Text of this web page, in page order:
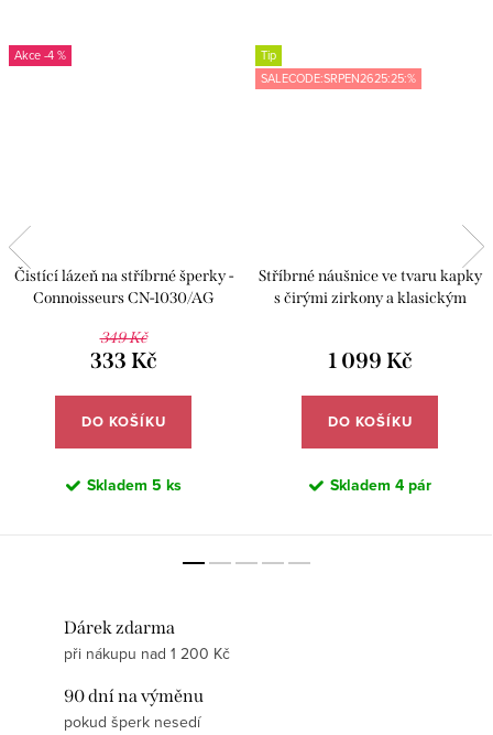
-4 %
Čistící lázeň na stříbrné šperky -
Connoisseurs CN-1030/AG
349 Kč
333 Kč
DO KOŠÍKU
Skladem 5 ks
Tip
SALECODE:SRPEN2625:25:%
Stříbrné náušnice ve tvaru kapky
s čirými zirkony a klasickým
1 099 Kč
DO KOŠÍKU
Skladem 4 pár
Dárek zdarma
při nákupu nad 1 200 Kč
90 dní na výměnu
pokud šperk nesedí